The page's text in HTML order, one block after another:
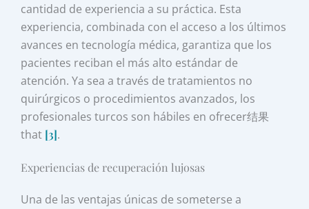
cantidad de experiencia a su práctica. Esta
experiencia, combinada con el acceso a los últimos
avances en tecnología médica, garantiza que los
pacientes reciban el más alto estándar de
atención. Ya sea a través de tratamientos no
quirúrgicos o procedimientos avanzados, los
profesionales turcos son hábiles en ofrecer结果
that [3].
Experiencias de recuperación lujosas
Una de las ventajas únicas de someterse a